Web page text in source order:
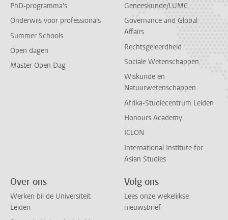
PhD-programma's
Onderwijs voor professionals
Summer Schools
Open dagen
Master Open Dag
Geneeskunde/LUMC
Governance and Global
Affairs
Rechtsgeleerdheid
Sociale Wetenschappen
Wiskunde en
Natuurwetenschappen
Afrika-Studiecentrum Leiden
Honours Academy
ICLON
International Institute for
Asian Studies
Over ons
Werken bij de Universiteit
Leiden
Volg ons
Lees onze wekelijkse
nieuwsbrief